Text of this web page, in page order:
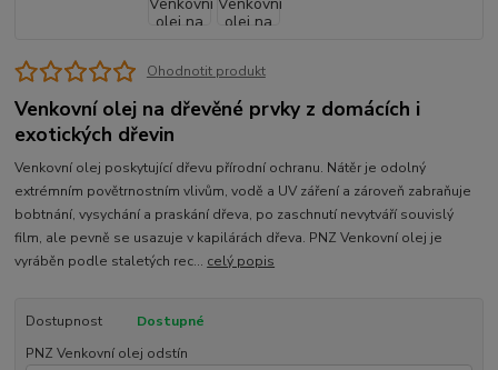
Ohodnotit produkt
Venkovní olej na dřevěné prvky z domácích i
exotických dřevin
Venkovní olej poskytující dřevu přírodní ochranu. Nátěr je odolný
extrémním povětrnostním vlivům, vodě a UV záření a zároveň zabraňuje
bobtnání, vysychání a praskání dřeva, po zaschnutí nevytváří souvislý
film, ale pevně se usazuje v kapilárách dřeva. PNZ Venkovní olej je
vyráběn podle staletých rec... celý popis
Dostupnost
Dostupné
PNZ Venkovní olej odstín